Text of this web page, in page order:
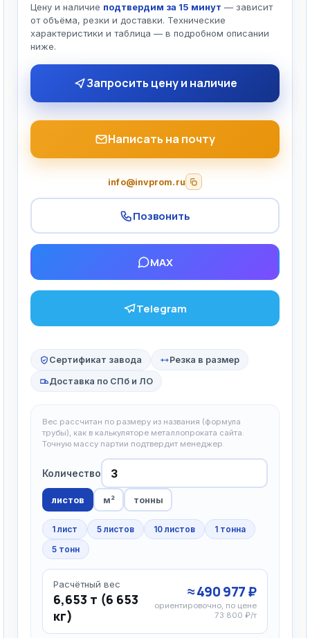
Цену и наличие подтвердим за 15 минут — зависит
от объёма, резки и доставки. Технические
характеристики и таблица — в подробном описании
ниже.
Запросить цену и наличие
Написать на почту
info@invprom.ru
Позвонить
MAX
Telegram
Сертификат завода Резка в размер
Доставка по СПб и ЛО
Вес рассчитан по размеру из названия (формула
трубы), как в калькуляторе металлопроката сайта.
Точную массу партии подтвердит менеджер.
Количество
листов м² тонны
1 лист 5 листов 10 листов
1 тонна
5 тонн
Расчётный вес
6,653 т (6 653
кг)
≈ 490 977 ₽
ориентировочно, по цене
73 800 ₽/т